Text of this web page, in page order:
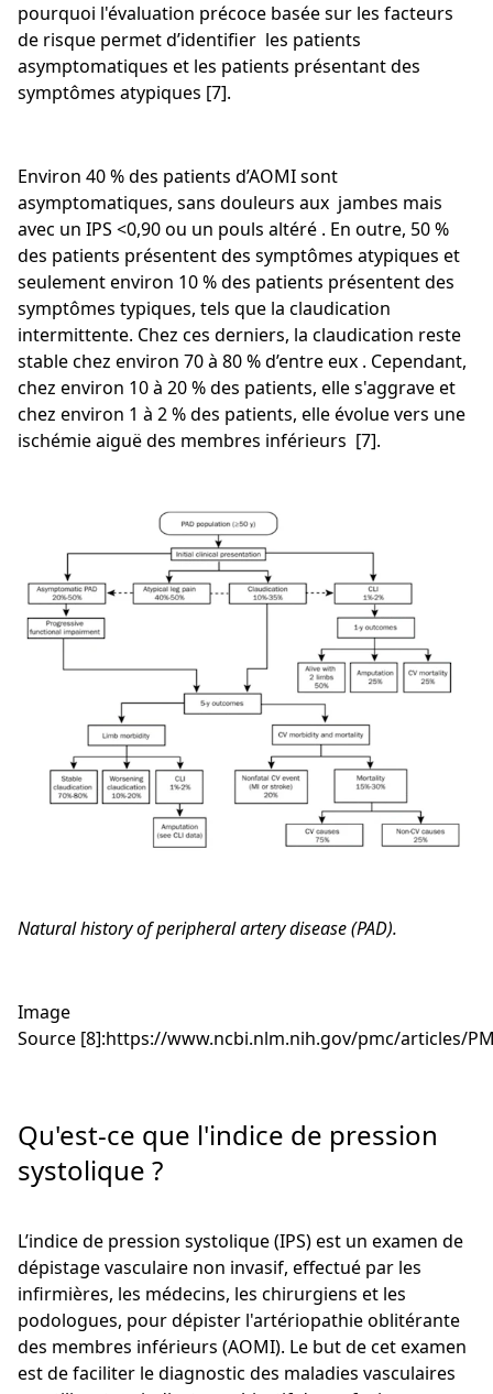
pourquoi l'évaluation précoce basée sur les facteurs
de risque permet d’identifier les patients
asymptomatiques et les patients présentant des
symptômes atypiques [7].
Environ 40 % des patients d’AOMI sont
asymptomatiques, sans douleurs aux jambes mais
avec un IPS <0,90 ou un pouls altéré . En outre, 50 %
des patients présentent des symptômes atypiques et
seulement environ 10 % des patients présentent des
symptômes typiques, tels que la claudication
intermittente. Chez ces derniers, la claudication reste
stable chez environ 70 à 80 % d’entre eux . Cependant,
chez environ 10 à 20 % des patients, elle s'aggrave et
chez environ 1 à 2 % des patients, elle évolue vers une
ischémie aiguë des membres inférieurs [7].
Natural history of peripheral artery disease (PAD).
Image
Source [8]:https://www.ncbi.nlm.nih.gov/pmc/articles/
Qu'est-ce que l'indice de pression
systolique ?
L’indice de pression systolique (IPS) est un examen de
dépistage vasculaire non invasif, effectué par les
infirmières, les médecins, les chirurgiens et les
podologues, pour dépister l'artériopathie oblitérante
des membres inférieurs (AOMI). Le but de cet examen
est de faciliter le diagnostic des maladies vasculaires